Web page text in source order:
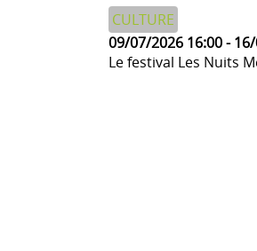
CULTURE
09/07/2026 16:00-
Le festival Les Nuits